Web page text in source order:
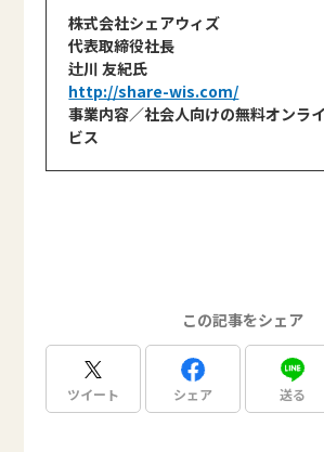
株式会社シェアウィズ
代表取締役社長
辻川 友紀氏
http://share-wis.com/
事業内容／社会人向けの無料オンラ
ビス
この記事をシェア
ツイート シェア 送る